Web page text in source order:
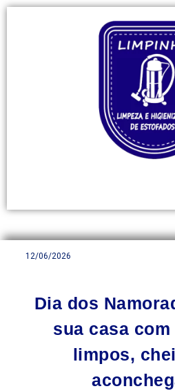
12/06/2026
Dia dos
sua casa
limpos,